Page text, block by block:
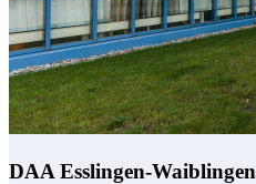
DAA Esslingen-Waiblingen